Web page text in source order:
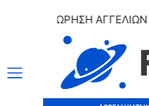
ΑΓΓΕΛΙΩΝ